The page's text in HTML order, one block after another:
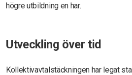
högre utbildning en har.
Utveckling över tid
Kollektivavtalstäckningen har legat